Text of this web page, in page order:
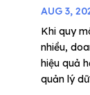
AUG 3,
Khi quy
nhiều,
hiệu quả
quản lý